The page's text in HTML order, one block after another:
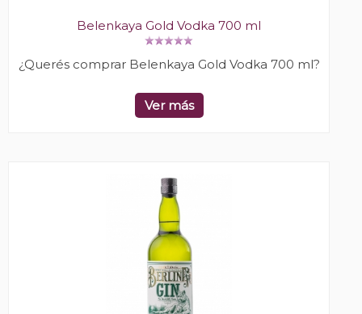
Belenkaya Gold Vodka 700 ml
¿Querés comprar Belenkaya Gold Vodka 700 ml?
Ver más